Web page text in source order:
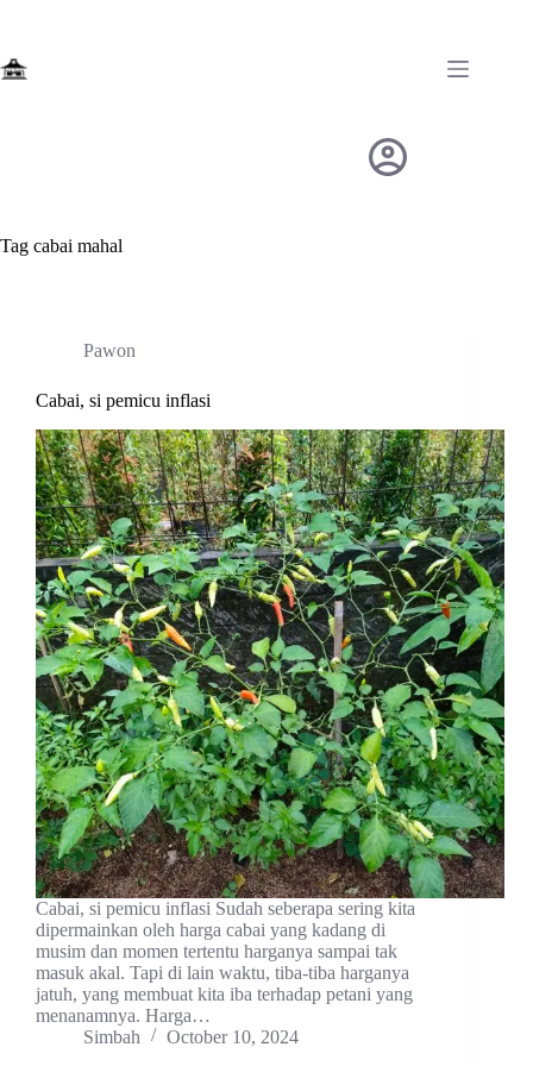
Tag cabai mahal
Pawon
Cabai, si pemicu inflasi
Cabai, si pemicu inflasi Sudah seberapa sering kita
dipermainkan oleh harga cabai yang kadang di
musim dan momen tertentu harganya sampai tak
masuk akal. Tapi di lain waktu, tiba-tiba harganya
jatuh, yang membuat kita iba terhadap petani yang
menanamnya. Harga…
Simbah
October 10, 2024